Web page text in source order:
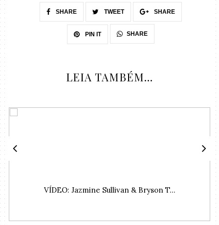
SHARE TWEET SHARE
PIN IT SHARE
LEIA TAMBÉM...
VÍDEO: Jazmine Sullivan & Bryson T...